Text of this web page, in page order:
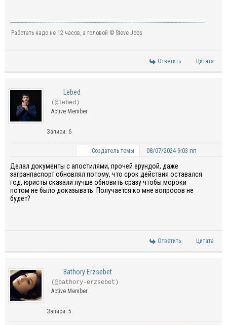
Работать надо не 12 часов, а головой © Steve Jobs
Ответить Цитата
Lebed
(@lebed)
Active Member
Записи: 6
Создатель темы 08/07/2024 9:03 пп
Делал документы с апостилями, прочей ерундой, даже
загранпаспорт обновлял потому, что срок действия оставался
год, юристы сказали лучше обновить сразу чтобы мороки
потом не было доказывать. Получается ко мне вопросов не
будет?
Ответить Цитата
Bathory Erzsebet
(@bathory-erzsebet)
Active Member
Записи: 5